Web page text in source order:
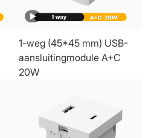
1-weg (45*45 mm) USB-
aansluitingmodule A+C
20W